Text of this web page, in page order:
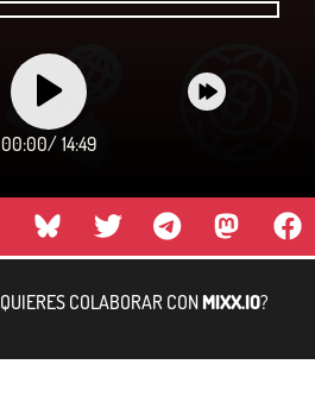
00:00/ 14:49
COLABORAR CONMIXX.IO?